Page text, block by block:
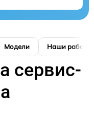
Модели Наши работы
сервис-